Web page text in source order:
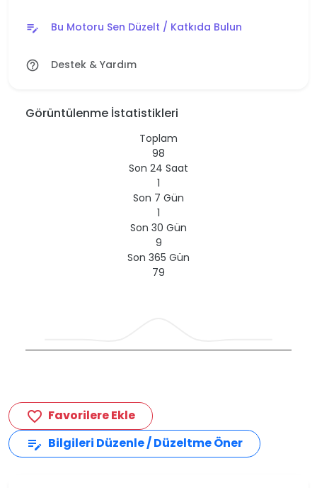
edit_note Bu Motoru Sen Düzelt / Katkıda Bulun
help_outline Destek & Yardım
Görüntülenme İstatistikleri
Toplam
98
Son 24 Saat
1
Son 7 Gün
1
Son 30 Gün
9
Son 365 Gün
79
favorite_border Favorilere Ekle
edit_note Bilgileri Düzenle / Düzeltme Öner